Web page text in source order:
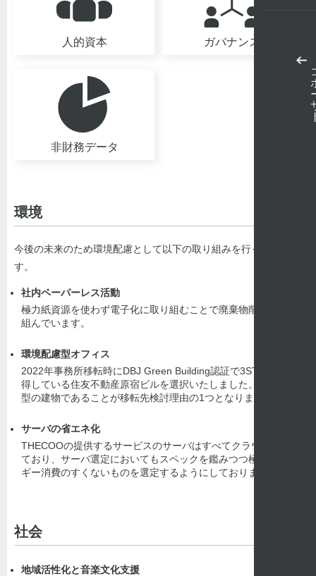
人的資本 ガバナンス
非財務データ
環境
今後の未来のため環境配慮として以下の取り組みを行っていま
す。
社内ペーパーレス活動
極力紙資源を使わず電子化に取り組むことで廃棄物削減に取り
組んでいます。
環境配慮型オフィス
2022年事務所移転時にDBJ Green Building認証で3STARSを獲
得している住友不動産原宿ビルを選択いたしました。環境配慮
型の建物であることが移転先検討理由の1つとなりました。
サーバの省エネ化
THECOOの提供するサービスのサーバはすべてクラウド化され
ており、サーバ選定においてもスペックを鑑みつつ極力エネル
ギー消費のすくないものを選定するようにしております。
社会
地域活性化と音楽文化支援